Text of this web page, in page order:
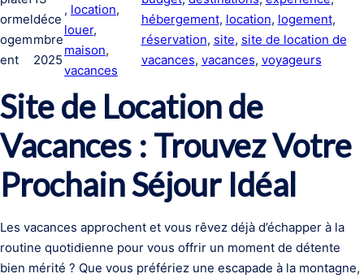
ormel
ogem
ent
déce
mbre
2025
, location
louer
maison
vacances
hébergement, location, logement
réservation, site, site de location de
vacances, vacances, voyageurs
Site de Location de
Vacances : Trouvez Votre
Prochain Séjour Idéal
Les vacances approchent et vous rêvez déjà d’échapper à la
routine quotidienne pour vous offrir un moment de détente
bien mérité ? Que vous préfériez une escapade à la montagne,